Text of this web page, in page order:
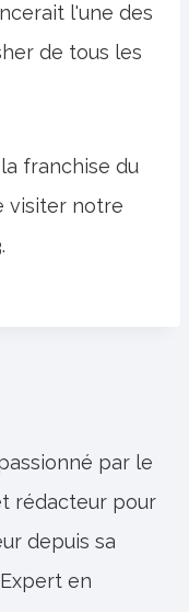
l'une des
de tous les
franchise du
visiter notre
par le
rédacteur pour
depuis sa
en